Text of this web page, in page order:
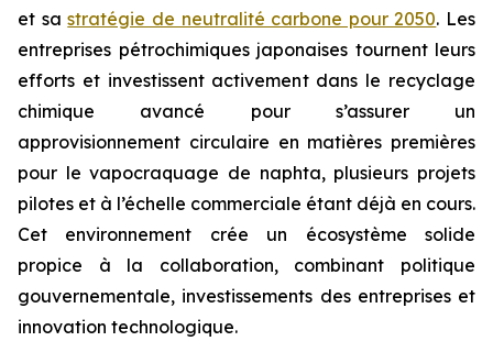
et sastratégie de neutralité carbone pour 2050. Les
entreprises pétrochimiques japonaises tournent leurs
efforts et investissent activement dans le recyclage
chimique avancé pour s’assurer un
approvisionnement circulaire en matières premières
pour le vapocraquage de naphta, plusieurs projets
pilotes et à l’échelle commerciale étant déjà en cours.
Cet environnement crée un écosystème solide
propice à la collaboration, combinant politique
gouvernementale, investissements des entreprises et
innovation technologique.